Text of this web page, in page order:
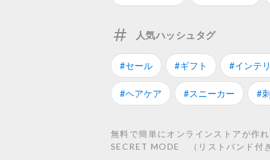
人気ハッシュタグ
#セール #ギフト #インテ
#ヘアケア #スニーカー #
無料で簡単にオンラインストアが
SECRET MODE （リストバンド付